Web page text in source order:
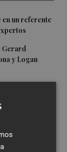
un referente
Gerard
y Logan
del transporte